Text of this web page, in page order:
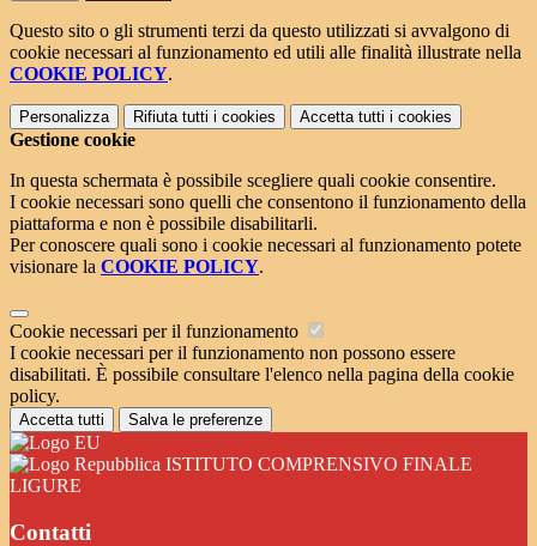
Questo sito o gli strumenti terzi da questo utilizzati si avvalgono di
cookie necessari al funzionamento ed utili alle finalità illustrate nella
COOKIE POLICY.
Personalizza Rifiuta tutti i cookies Accetta tutti i cookies
Gestione cookie
In questa schermata è possibile scegliere quali cookie consentire.
I cookie necessari sono quelli che consentono il funzionamento della
piattaforma e non è possibile disabilitarli.
Per conoscere quali sono i cookie necessari al funzionamento potete
visionare la COOKIE POLICY.
Cookie necessari per il funzionamento
I cookie necessari per il funzionamento non possono essere
disabilitati. È possibile consultare l'elenco nella pagina della cookie
policy.
Accetta tutti Salva le preferenze
ISTITUTO COMPRENSIVO FINALE
LIGURE
Contatti